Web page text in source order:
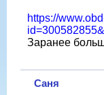
https://
Заранее
Саня